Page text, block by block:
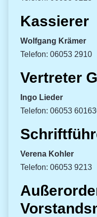
Kassierer
Wolfgang Krämer
Telefon: 06053 2910
Vertreter
Ingo Lieder
Telefon: 06053
Verena Kohler
Telefon: 06053 9213